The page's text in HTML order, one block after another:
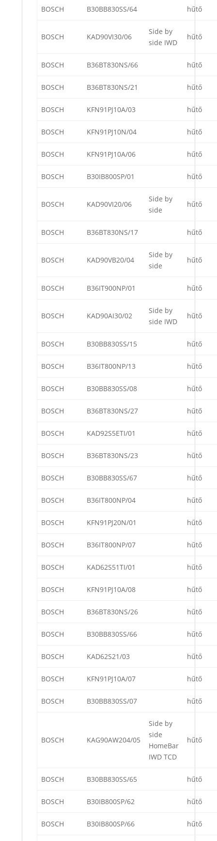
BOSCH B30BB830SS/64 hűtő
BOSCH KAD90VI30/06
Side by
side IWD
hűtő
BOSCH B36BT830NS/66 hűtő
BOSCH B36BT830NS/21 hűtő
BOSCH KFN91PJ10A/03 hűtő
BOSCH KFN91PJ10N/04 hűtő
BOSCH KFN91PJ10A/06 hűtő
BOSCH B30IB800SP/01 hűtő
BOSCH KAD90VI20/06
Side by
side
hűtő
BOSCH B36BT830NS/17 hűtő
BOSCH KAD90VB20/04
Side by
side
hűtő
BOSCH B36IT900NP/01 hűtő
BOSCH KAD90AI30/02
Side by
side IWD
hűtő
BOSCH B30BB830SS/15 hűtő
BOSCH B36IT800NP/13 hűtő
BOSCH B30BB830SS/08 hűtő
BOSCH B36BT830NS/27 hűtő
BOSCH KAD92S5ETI/01 hűtő
BOSCH B36BT830NS/23 hűtő
BOSCH B30BB830SS/67 hűtő
BOSCH B36IT800NP/04 hűtő
BOSCH KFN91PJ20N/01 hűtő
BOSCH B36IT800NP/07 hűtő
BOSCH KAD62S51TI/01 hűtő
BOSCH KFN91PJ10A/08 hűtő
BOSCH B36BT830NS/26 hűtő
BOSCH B30BB830SS/66 hűtő
BOSCH KAD62S21/03 hűtő
BOSCH KFN91PJ10A/07 hűtő
BOSCH B30BB830SS/07 hűtő
BOSCH KAG90AW204/05
Side by
side
HomeBar
IWD TCD
hűtő
BOSCH B30BB830SS/65 hűtő
BOSCH B30IB800SP/62 hűtő
BOSCH B30IB800SP/66 hűtő